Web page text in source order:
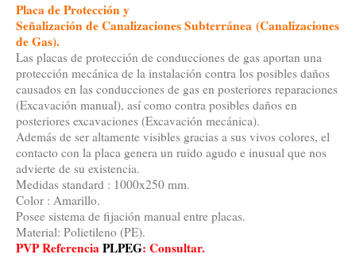
Placa de Protección y
Señalización de Canalizaciones Subterránea (Canalizaciones
de Gas).
Las placas de protección de conducciones de gas aportan una
protección mecánica de la instalación contra los posibles daños
causados en las conducciones de gas en posteriores reparaciones
(Excavación manual), así como contra posibles daños en
posteriores excavaciones (Excavación mecánica).
Además de ser altamente visibles gracias a sus vivos colores, el
contacto con la placa genera un ruido agudo e inusual que nos
advierte de su existencia.
Medidas standard : 1000x250 mm.
Color : Amarillo.
Posee sistema de fijación manual entre placas.
Material: Polietileno (PE).
PVP ReferenciaPLPEG: Consultar.